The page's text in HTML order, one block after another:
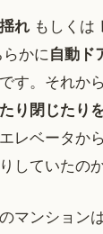
れ もしくは
かに自動ド
す。それか
り閉じたり
レベータか
していたの
マンション